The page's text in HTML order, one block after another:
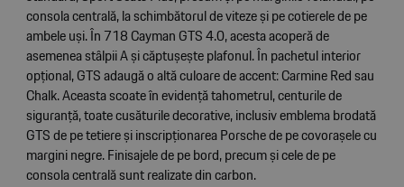
consola centrală, la schimbătorul de viteze și pe cotierele de pe
ambele uși. În 718 Cayman GTS 4.0, acesta acoperă de
asemenea stâlpii A și căptușeşte plafonul. În pachetul interior
opțional, GTS adaugă o altă culoare de accent: Carmine Red sau
Chalk. Aceasta scoate în evidență tahometrul, centurile de
siguranță, toate cusăturile decorative, inclusiv emblema brodată
GTS de pe tetiere și inscripționarea Porsche de pe covorașele cu
margini negre. Finisajele de pe bord, precum și cele de pe
consola centrală sunt realizate din carbon.